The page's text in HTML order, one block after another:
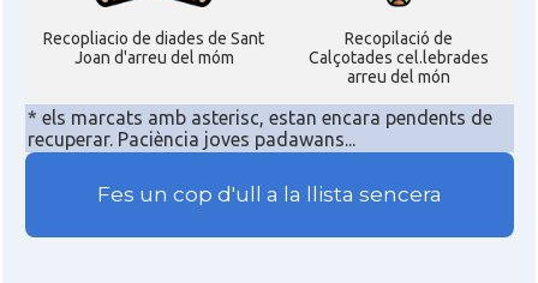
Recopliacio de diades de Sant
Joan d'arreu del móm
Recopilació de
Calçotades cel.lebrades
arreu del món
* els marcats amb asterisc, estan encara pendents de
recuperar. Paciència joves padawans...
Fes un cop d'ull a la llista sencera